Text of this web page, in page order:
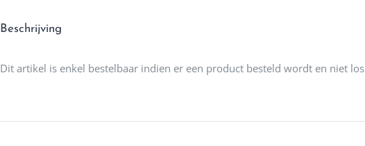
Beschrijving
Dit artikel is enkel bestelbaar indien er een product besteld wordt en niet